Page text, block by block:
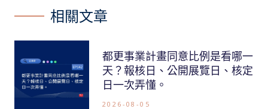
相關文章
都更事業計畫同意比例是看哪一
天？報核日、公開展覽日、核定
日一次弄懂。
2026-08-05